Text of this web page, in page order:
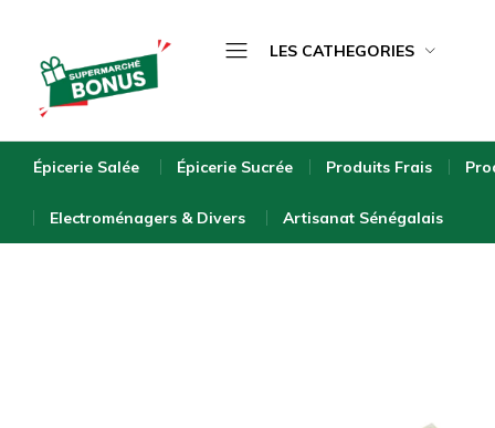
supermarche.com
LES CATHEGORIES
Épicerie Sucrée
Produits Frais
Produits Surgelés
Épicerie Salée Épicerie Sucrée Produits Frais
Electroménagers & Divers Artisanat Sénégalais